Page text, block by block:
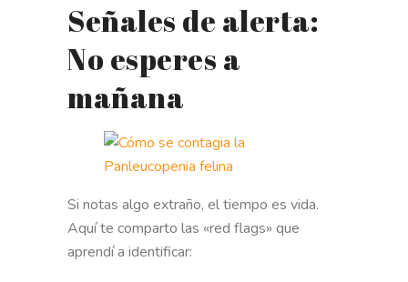
Señales de alerta:
No esperes a
mañana
Si notas algo extraño, el tiempo es vida.
Aquí te comparto las «red flags» que
aprendí a identificar: